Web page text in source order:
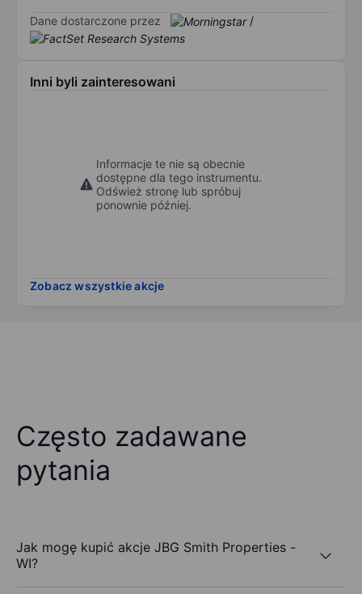
Dane dostarczone przez /
Inni byli zainteresowani
Informacje te nie są obecnie
dostępne dla tego instrumentu.
Odśwież stronę lub spróbuj
ponownie później.
Zobacz wszystkie akcje
Często zadawane
pytania
Jak mogę kupić akcje JBG Smith Properties -
WI?